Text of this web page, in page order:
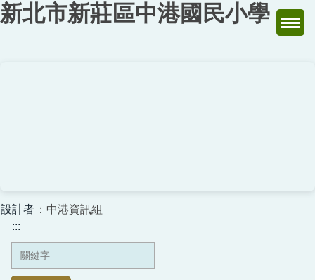
跳
到
新北市新莊區中港國民小學
設計者 ：中港資訊組
:::